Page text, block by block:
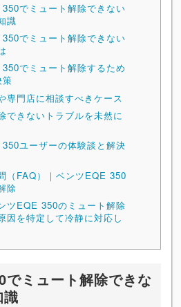
でミュート解除できない
識
でミュート解除できない
でミュート解除するため
専門店に相談すべきケース
できないトラブルを未然に
ユーザーの体験談と解決
（FAQ）｜ベンツEQE 350
除
ツEQE 350のミュート解除
因を特定して冷静に対応し
ミュート解除できな